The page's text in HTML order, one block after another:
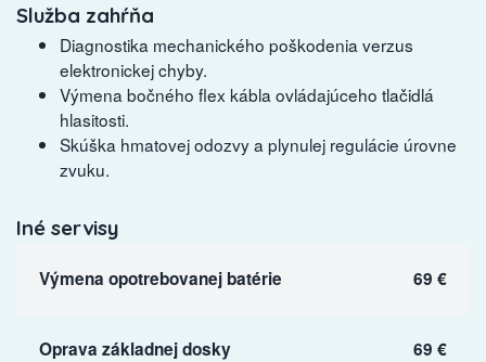
Služba zahŕňa
Diagnostika mechanického poškodenia verzus
elektronickej chyby.
Výmena bočného flex kábla ovládajúceho tlačidlá
hlasitosti.
Skúška hmatovej odozvy a plynulej regulácie úrovne
zvuku.
Iné servisy
Výmena opotrebovanej batérie 69 €
Oprava základnej dosky 69 €